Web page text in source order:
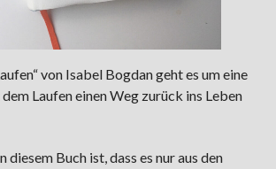
von Isabel Bogdan geht es um eine
Laufen einen Weg zurück ins Leben
diesem Buch ist, dass es nur aus den